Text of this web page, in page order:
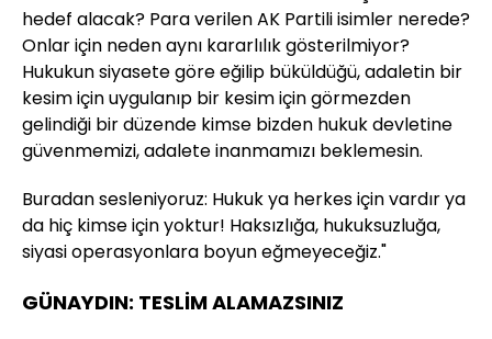
hedef alacak? Para verilen AK Partili isimler nerede?
Onlar için neden aynı kararlılık gösterilmiyor?
Hukukun siyasete göre eğilip büküldüğü, adaletin bir
kesim için uygulanıp bir kesim için görmezden
gelindiği bir düzende kimse bizden hukuk devletine
güvenmemizi, adalete inanmamızı beklemesin.
Buradan sesleniyoruz: Hukuk ya herkes için vardır ya
da hiç kimse için yoktur! Haksızlığa, hukuksuzluğa,
siyasi operasyonlara boyun eğmeyeceğiz."
GÜNAYDIN: TESLİM ALAMAZSINIZ